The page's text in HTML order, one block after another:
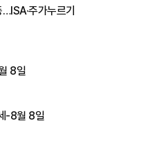
주가누르기
8일
-8월 8일